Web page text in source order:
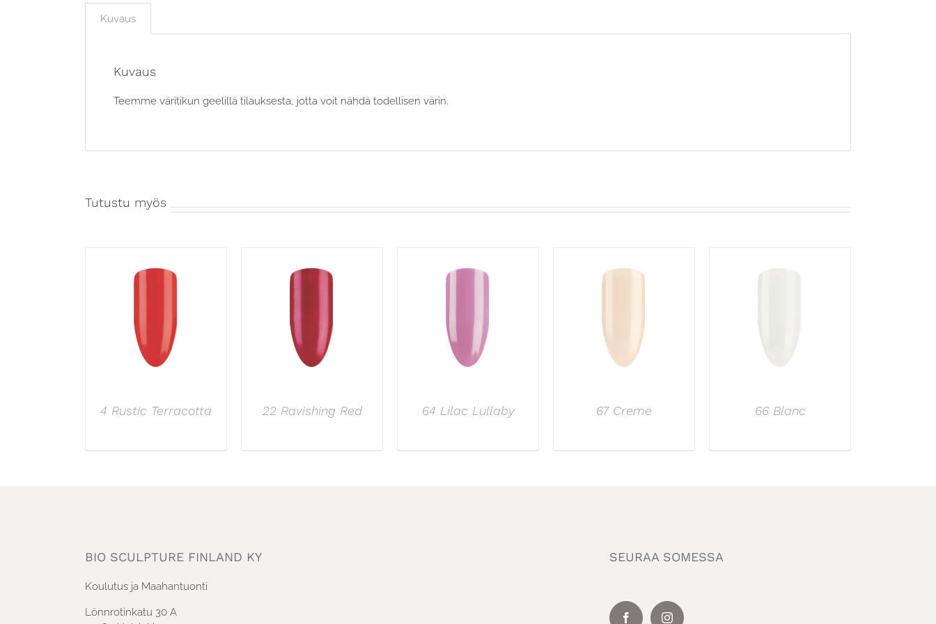
Kuvaus
Kuvaus
Teemme väritikun geelillä tilauksesta, jotta voit nähdä todellisen värin.
Tutustu myös
4 Rustic Terracotta 22 Ravishing Red 64 Lilac Lullaby 67 Creme 66 Blanc
BIO SCULPTURE FINLAND KY
Koulutus ja Maahantuonti
Lönnrotinkatu 30 A
SEURAA SOMESSA